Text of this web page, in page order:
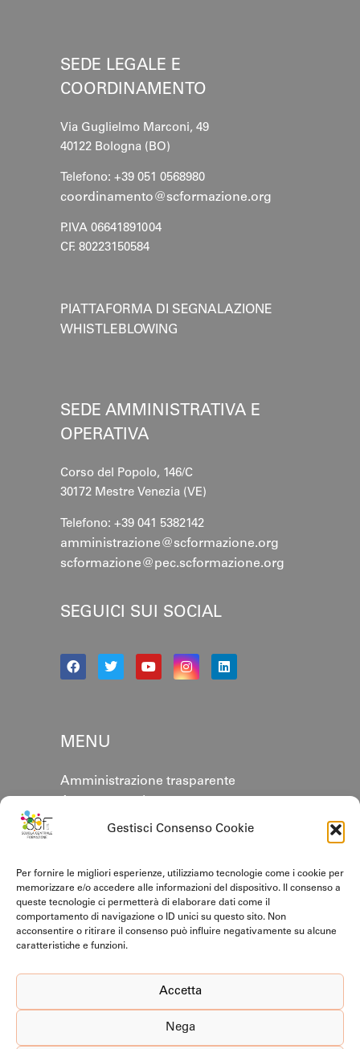
Gestisci Consenso Cookie
Per fornire le migliori esperienze, utilizziamo tecnologie come i cookie per
memorizzare e/o accedere alle informazioni del dispositivo. Il consenso a
queste tecnologie ci permetterà di elaborare dati come il
comportamento di navigazione o ID unici su questo sito. Non
acconsentire o ritirare il consenso può influire negativamente su alcune
caratteristiche e funzioni.
Accetta
Nega
SEDE LEGALE E
COORDINAMENTO
Via Guglielmo Marconi, 49
40122 Bologna (BO)
Telefono: +39 051 0568980
coordinamento@scformazione.org
P.IVA 06641891004
CF. 80223150584
PIATTAFORMA DI SEGNALAZIONE
WHISTLEBLOWING
SEDE AMMINISTRATIVA E
OPERATIVA
Corso del Popolo, 146/C
30172 Mestre Venezia (VE)
Telefono: +39 041 5382142
amministrazione@scformazione.org
scformazione@pec.scformazione.org
SEGUICI SUI SOCIAL
MENU
Amministrazione trasparente
Annuario
Privacy Policy
CERTIFICAZIONI